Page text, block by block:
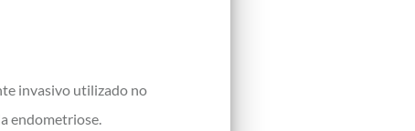
invasivo utilizado no
endometriose.